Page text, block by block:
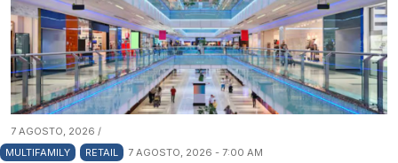
7 AGOSTO, 2026 /
MULTIFAMILY
RETAIL 7 AGOSTO, 2026 - 7:00 AM